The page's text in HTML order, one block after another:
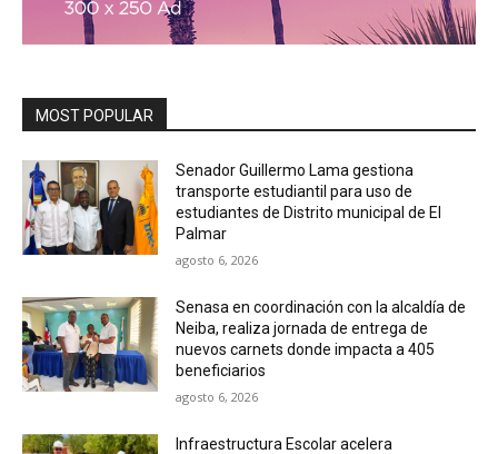
MOST POPULAR
Senador Guillermo Lama gestiona
transporte estudiantil para uso de
estudiantes de Distrito municipal de El
Palmar
agosto 6, 2026
Senasa en coordinación con la alcaldía de
Neiba, realiza jornada de entrega de
nuevos carnets donde impacta a 405
beneficiarios
agosto 6, 2026
Infraestructura Escolar acelera